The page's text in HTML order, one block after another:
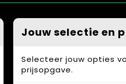
Jouw selectie en
Selecteer jouw opties
prijsopgave.